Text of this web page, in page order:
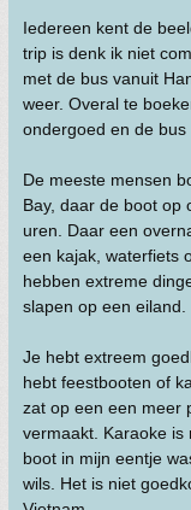
Iedereen kent de
trip is denk ik niet
met de bus vanuit
weer. Overal te
ondergoed en de bus
De meeste mensen
Bay, daar de boot op
uren. Daar een
een kajak, waterfiets
hebben extreme
slapen op een eiland.
Je hebt extreem
hebt feestbooten of
zat op een een meer
vermaakt. Karaoke is
boot in mijn eentje
wils. Het is niet